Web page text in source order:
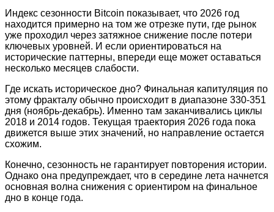
Индекс сезонности Bitcoin показывает, что 2026 год
находится примерно на том же отрезке пути, где рынок
уже проходил через затяжное снижение после потери
ключевых уровней. И если ориентироваться на
исторические паттерны, впереди еще может оставаться
несколько месяцев слабости.
Где искать историческое дно? Финальная капитуляция по
этому фракталу обычно происходит в диапазоне 330-351
дня (ноябрь-декабрь). Именно там заканчивались циклы
2018 и 2014 годов. Текущая траектория 2026 года пока
движется выше этих значений, но направление остается
схожим.
Конечно, сезонность не гарантирует повторения истории.
Однако она предупреждает, что в середине лета начнется
основная волна снижения с ориентиром на финальное
дно в конце года.